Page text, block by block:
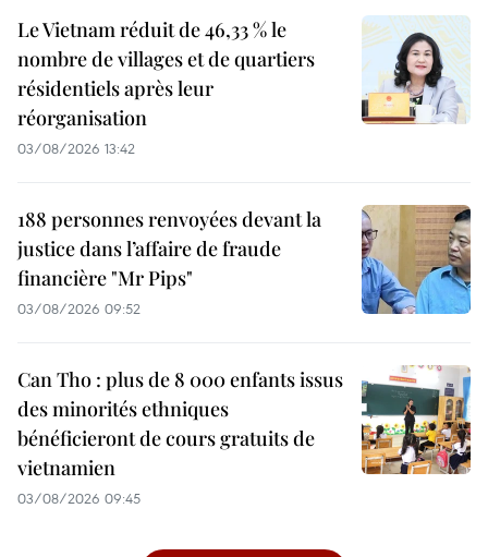
Le Vietnam réduit de 46,33 % le
nombre de villages et de quartiers
résidentiels après leur
réorganisation
03/08/2026 13:42
188 personnes renvoyées devant la
justice dans l’affaire de fraude
financière "Mr Pips"
03/08/2026 09:52
Can Tho : plus de 8 000 enfants issus
des minorités ethniques
bénéficieront de cours gratuits de
vietnamien
03/08/2026 09:45